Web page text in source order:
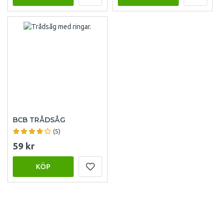
BCB TRÅDSÅG
(5)
59 kr
KÖP